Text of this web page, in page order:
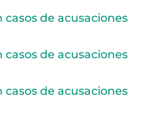
de acusaciones
de acusaciones
de acusaciones